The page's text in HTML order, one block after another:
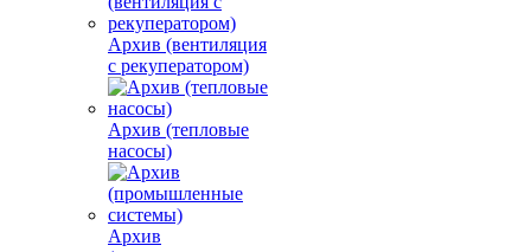
Архив (вентиляция
с рекуператором)
Архив (тепловые
насосы)
Архив